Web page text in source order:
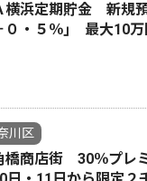
横浜定期貯金 新規
０・５％｣ 最大10万
川区
橋商店街 30％プレ